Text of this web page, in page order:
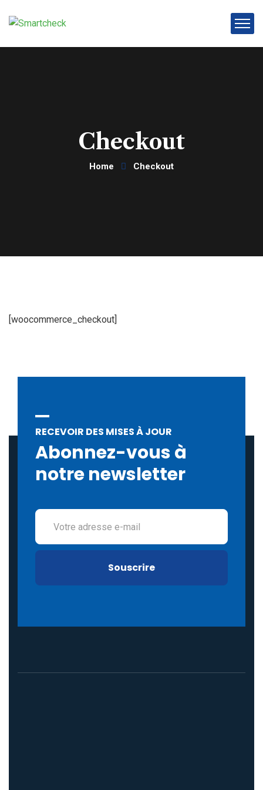
Checkout
Home Checkout
[woocommerce_checkout]
RECEVOIR DES MISES À JOUR
Abonnez-vous à
notre newsletter